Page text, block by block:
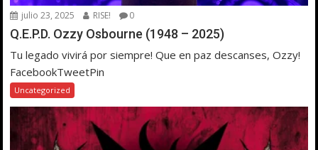
julio 23, 2025 RISE! 0
Q.E.P.D. Ozzy Osbourne (1948 – 2025)
Tu legado vivirá por siempre! Que en paz descanses, Ozzy!
FacebookTweetPin
Uncategorized